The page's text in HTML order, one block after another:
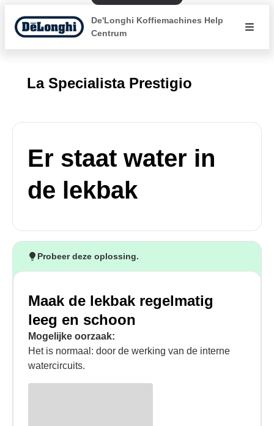
De'Longhi Koffiemachines Help
Centrum
La Specialista Prestigio
Er staat water in
de lekbak
Probeer deze oplossing.
Maak de lekbak regelmatig
leeg en schoon
Mogelijke oorzaak:
Het is normaal: door de werking van de interne
watercircuits.